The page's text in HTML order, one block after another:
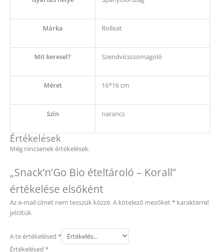
Márka Rolleat
Mit keresel? Szendvicscsomagoló
Méret 16*16 cm
Szín narancs
Értékelések
Még nincsenek értékelések.
„Snack’n’Go Bio ételtároló – Korall”
értékelése elsőként
Az e-mail címet nem tesszük közzé.A kötelező mezőket* karakterrel
jelöltük
A te értékelésed *
Értékelésed *